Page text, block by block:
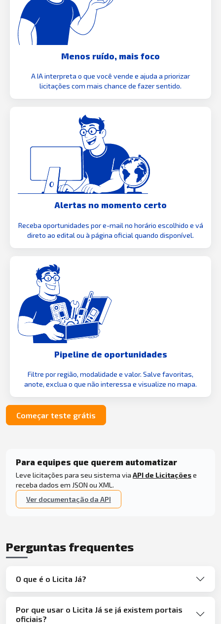
Menos ruído, mais foco
A IA interpreta o que você vende e ajuda a priorizar
licitações com mais chance de fazer sentido.
Alertas no momento certo
Receba oportunidades por e-mail no horário escolhido e vá
direto ao edital ou à página oficial quando disponível.
Pipeline de oportunidades
Filtre por região, modalidade e valor. Salve favoritas,
anote, exclua o que não interessa e visualize no mapa.
Começar teste grátis
Para equipes que querem automatizar
Leve licitações para seu sistema via API de Licitaçõese
receba dados em JSON ou XML.
Ver documentação da API
Perguntas frequentes
O que é o Licita Já?
Por que usar o Licita Já se já existem portais
oficiais?